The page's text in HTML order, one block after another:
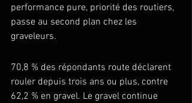
performance pure, priorité des routiers,
passe au second plan chez les
graveleurs.
70,8 % des répondants route déclarent
rouler depuis trois ans ou plus, contre
62,2 % en gravel. Le gravel continue